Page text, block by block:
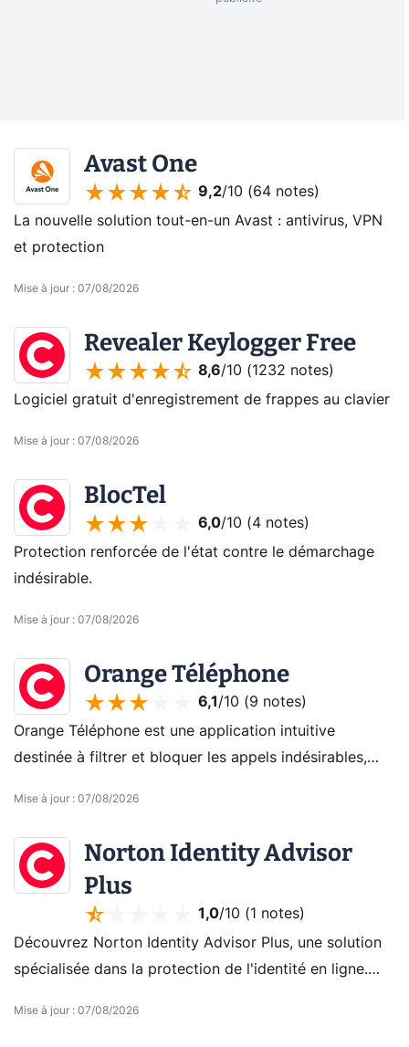
Avast One
9,2/10 (64 notes)
La nouvelle solution tout-en-un Avast : antivirus, VPN
et protection
Mise à jour : 07/08/2026
Revealer Keylogger Free
8,6/10 (1232 notes)
Logiciel gratuit d'enregistrement de frappes au clavier
Mise à jour : 07/08/2026
BlocTel
6,0/10 (4 notes)
Protection renforcée de l'état contre le démarchage
indésirable.
Mise à jour : 07/08/2026
Orange Téléphone
6,1 /10 (9 notes)
Orange Téléphone est une application intuitive
destinée à filtrer et bloquer les appels indésirables,
Mise à jour : 07/08/2026
Norton Identity Advisor
Plus
1,0/10 (1 notes)
Découvrez Norton Identity Advisor Plus, une solution
spécialisée dans la protection de l'identité en ligne.
Mise à jour : 07/08/2026